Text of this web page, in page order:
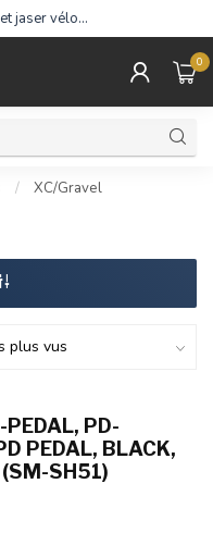
jaser vélo…
0
/ XC/Gravel
PD-
PEDAL, BLACK,
SH51)